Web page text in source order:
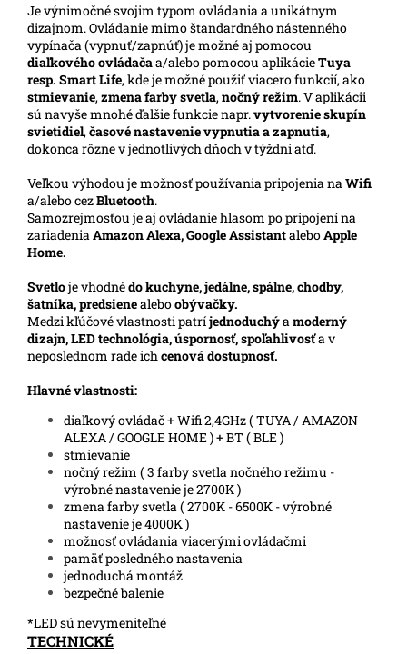
Je výnimočné svojim typom ovládania a unikátnym
dizajnom. Ovládanie mimo štandardného nástenného
vypínača (vypnuť/zapnúť) je možné aj pomocou
diaľkového ovládačaa/alebo pomocou aplikácieTuya
resp. Smart Life, kde je možné použiť viacero funkcií, ako
stmievanie,zmena farby svetla,nočný režim. V aplikácii
sú navyše mnohé ďalšie funkcie napr.vytvorenie skupín
svietidiel,časové nastavenie vypnutia a zapnutia,
dokonca rôzne v jednotlivých dňoch v týždni atď.
Veľkou výhodou je možnosť používania pripojenia naWifi
a/alebo cezBluetooth.
Samozrejmosťou je aj ovládanie hlasom po pripojení na
zariadeniaAmazon Alexa, Google AssistantaleboApple
Home.
Svetloje vhodnédo kuchyne, jedálne, spálne, chodby,
šatníka, predsienealeboobývačky.
Medzi kľúčové vlastnosti patríjednoduchýamoderný
dizajn, LED technológia, úspornosť, spoľahlivosťa v
neposlednom rade ichcenová dostupnosť.
Hlavné vlastnosti:
diaľkový ovládač + Wifi 2,4GHz ( TUYA / AMAZON
ALEXA / GOOGLE HOME ) + BT ( BLE )
stmievanie
nočný režim ( 3 farby svetla nočného režimu -
výrobné nastavenie je 2700K )
zmena farby svetla ( 2700K - 6500K - výrobné
nastavenie je 4000K )
možnosť ovládania viacerými ovládačmi
pamäť posledného nastavenia
jednoduchá montáž
bezpečné balenie
*LED sú nevymeniteľné
TECHNICKÉ